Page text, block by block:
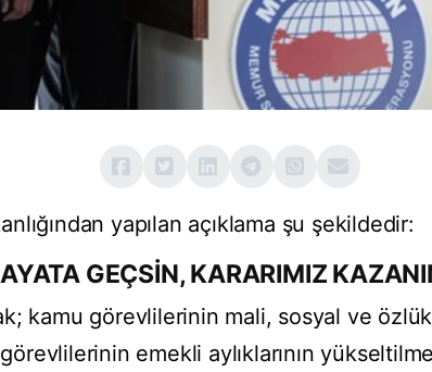
yapılan açıklama şu şekildedir:
GEÇSİN, KARARIMIZ
kamu görevlilerinin mali, sosyal ve özlük
görevlilerinin emekli aylıklarının